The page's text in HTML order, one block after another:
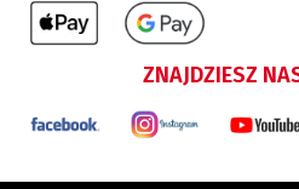
ZNAJDZIESZ